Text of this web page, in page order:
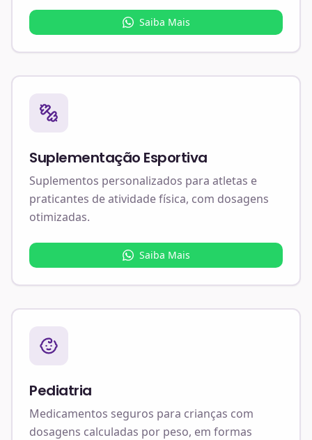
Saiba Mais
Suplementação Esportiva
Suplementos personalizados para atletas e
praticantes de atividade física, com dosagens
otimizadas.
Saiba Mais
Pediatria
Medicamentos seguros para crianças com
dosagens calculadas por peso, em formas